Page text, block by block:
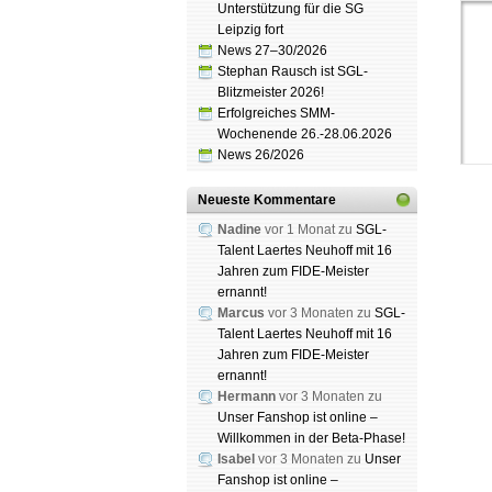
Unterstützung für die SG
Leipzig fort
News 27–30/2026
Stephan Rausch ist SGL-
Blitzmeister 2026!
Erfolgreiches SMM-
Wochenende 26.-28.06.2026
News 26/2026
Neueste Kommentare
Nadine vor 1 Monat zu SGL-
Talent Laertes Neuhoff mit 16
Jahren zum FIDE-Meister
ernannt!
Marcus vor 3 Monaten zu SGL-
Talent Laertes Neuhoff mit 16
Jahren zum FIDE-Meister
ernannt!
Hermann vor 3 Monaten zu
Unser Fanshop ist online –
Willkommen in der Beta-Phase!
Isabel vor 3 Monaten zu Unser
Fanshop ist online –